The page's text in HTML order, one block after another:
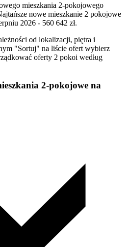
mieszkania 2-pokojowego
nowe mieszkanie 2 pokojowe
2026 - 560 642 zł.
od lokalizacji, piętra i
"Sortuj" na liście ofert wybierz
oferty 2 pokoi według
2-pokojowe na